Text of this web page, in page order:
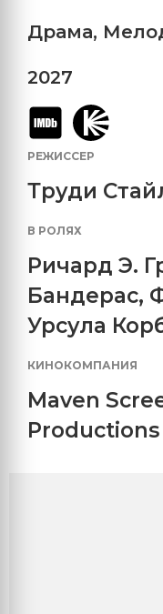
Драма,
2027
РЕЖИССЕР
Труди
В РОЛЯХ
Ричард Э.
Бандерас,
Урсула
КИНОКОМПАНИЯ
Maven
Productions